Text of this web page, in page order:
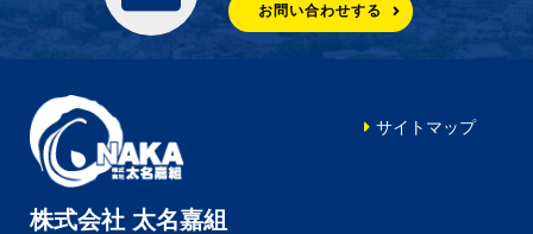
お問い合わせする
株式会社 太名嘉組
サイトマップ